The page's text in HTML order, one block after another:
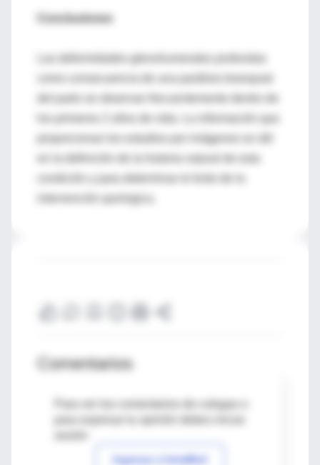
Conclusiones
como consecuencia de una parálisis branquial
proporcionan los estudios por imágenes es útil
intervención quirúrgica.
Comentarios
Para ver los comentarios de colegas o
Ingresar a IntraMed